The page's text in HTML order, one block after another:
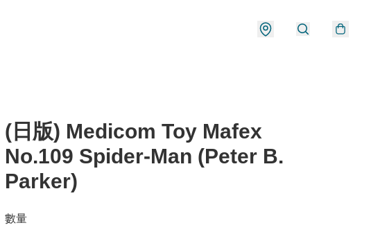
(日版) Medicom Toy Mafex
No.109 Spider-Man (Peter B.
Parker)
數量